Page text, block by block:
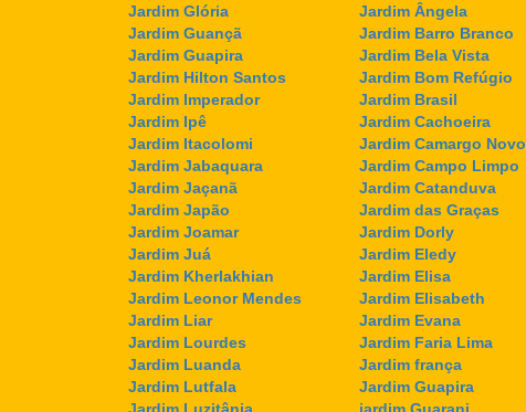
Jardim Glória
Jardim Guançã
Jardim Guapira
Jardim Hilton Santos
Jardim Imperador
Jardim Ipê
Jardim Itacolomi
Jardim Jabaquara
Jardim Jaçanã
Jardim Japão
Jardim Joamar
Jardim Juá
Jardim Kherlakhian
Jardim Leonor Mendes
Jardim Liar
Jardim Lourdes
Jardim Luanda
Jardim Lutfala
Jardim Ângela
Jardim Barro Branco
Jardim Bela Vista
Jardim Bom Refúgio
Jardim Brasil
Jardim Cachoeira
Jardim Camargo Novo
Jardim Campo Limpo
Jardim Catanduva
Jardim das Graças
Jardim Dorly
Jardim Eledy
Jardim Elisa
Jardim Elisabeth
Jardim Evana
Jardim Faria Lima
Jardim frança
Jardim Guapira